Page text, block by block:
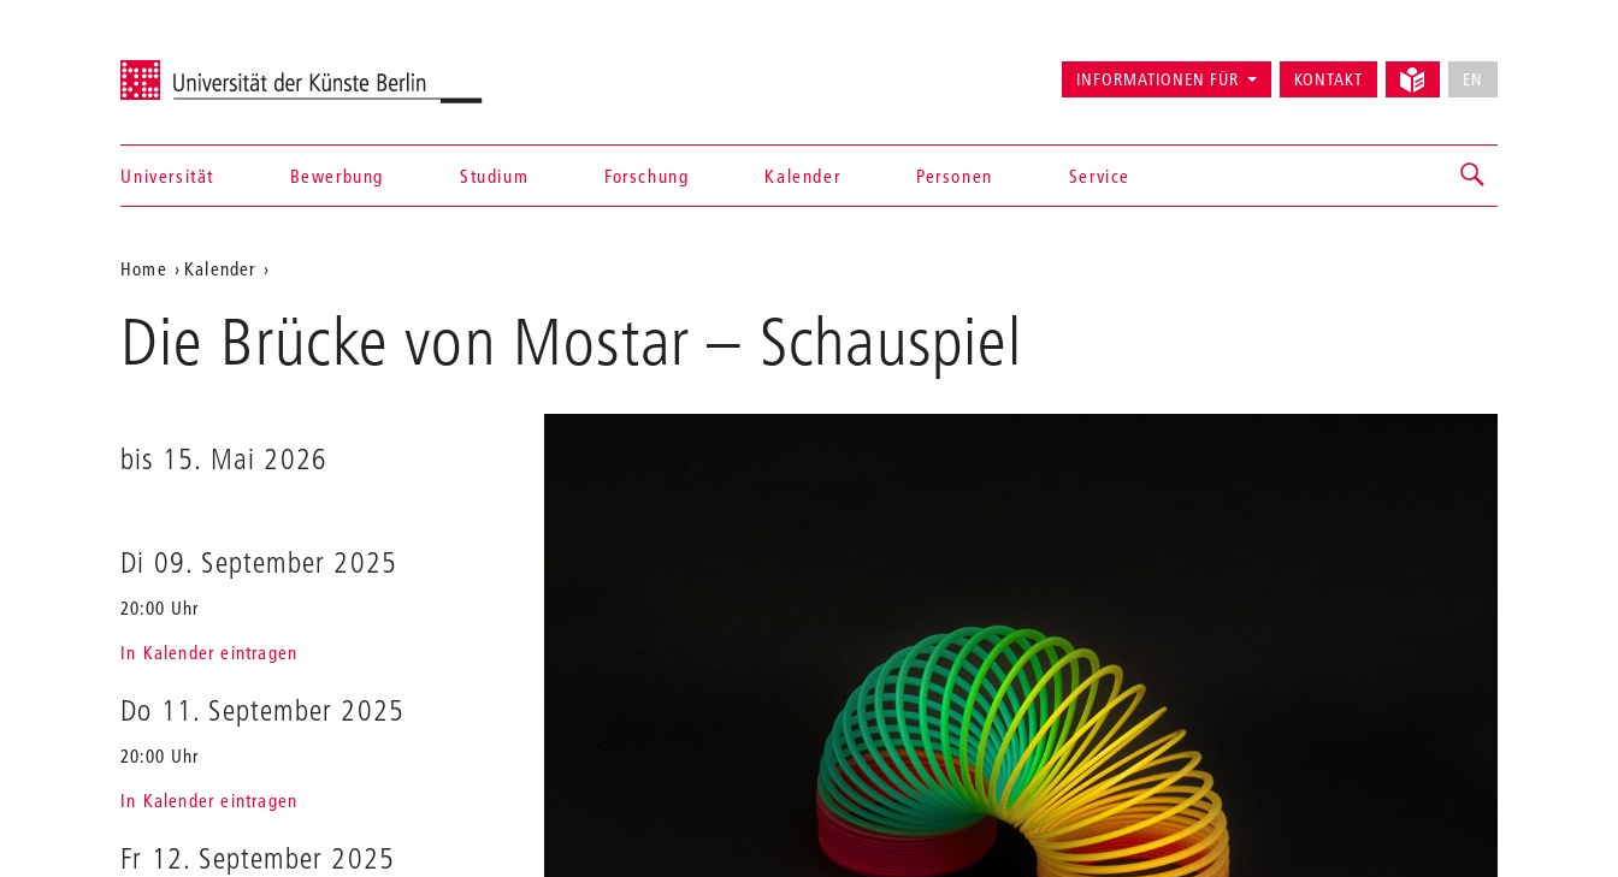
Universität der Künste Berlin
Navigation &
Suche
Universität Bewerbung Studium Forschung Kalender Personen Service
INFORMATIONEN FÜR KONTAKT EN
Aktuelle
Position
auf
Home
Kalender
Brücke
von
Mostar
Die Brücke von Mostar – Schauspiel
bis 15. Mai 2026
Di 09. September 2025
20:00 Uhr
In Kalender eintragen
Do 11. September 2025
20:00 Uhr
In Kalender eintragen
Fr 12. September 2025